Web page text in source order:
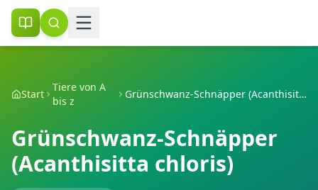
Start
Tiere von A
bis z
Grünschwanz-Schnäpper (Acanthisitta chloris)
Grünschwanz-Schnäpper
(Acanthisitta chloris)